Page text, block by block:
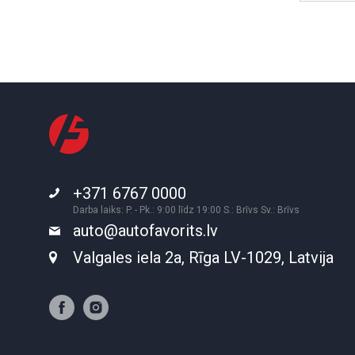
+371 6767 0000
Darba laiks: P. - Pk.: 9:00 līdz 19:00 S.: Brīvs Sv.: Brīvs
auto@autofavorits.lv
Valgales iela 2a, Rīga LV-1029, Latvija